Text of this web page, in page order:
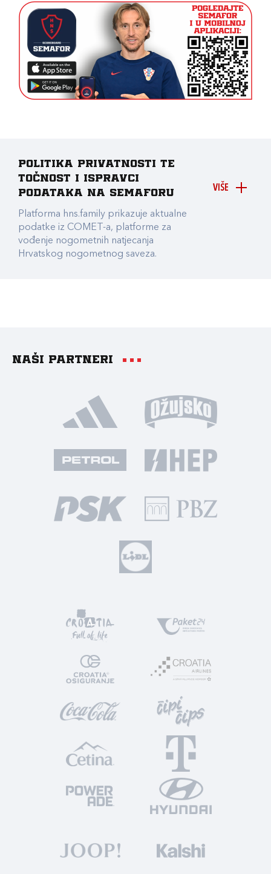
VIŠE
Politika privatnosti te
točnost i ispravci
podataka na Semaforu
Platforma hns.family prikazuje aktualne
podatke iz COMET-a, platforme za
vođenje nogometnih natjecanja
Hrvatskog nogometnog saveza.
Naši partneri